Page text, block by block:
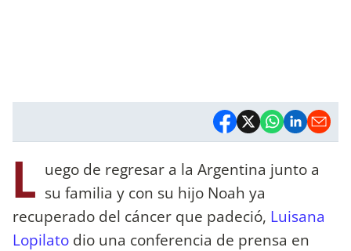
L uego de regresar a la Argentina junto a
su familia y con su hijo Noah ya
recuperado del cáncer que padeció, Luisana
Lopilato dio una conferencia de prensa en